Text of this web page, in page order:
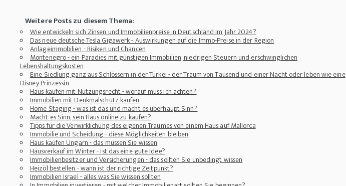
Weitere Posts zu diesem Thema:
Wie entwickeln sich Zinsen und Immobilienpreise in Deutschland im Jahr 2024?
Das neue deutsche Tesla Gigawerk - Auswirkungen auf die Immo-Preise in der Region
Anlageimmobilien - Risiken und Chancen
Montenegro - ein Paradies mit günstigen Immobilien, niedrigen Steuern und erschwinglichen
Lebenshaltungskosten
Eine Siedlung ganz aus Schlössern in der Türkei - der Traum von Tausend und einer Nacht oder leben wie eine
Disney Prinzessin
Haus kaufen mit Nutzungsrecht - worauf muss ich achten?
Immobilien mit Denkmalschutz kaufen
Home Staging - was ist das und macht es überhaupt Sinn?
Macht es Sinn, sein Haus online zu kaufen?
Tipps für die Verwirklichung des eigenen Traumes von einem Haus auf Mallorca
Immobilie und Scheidung - diese Möglichkeiten bleiben
Haus kaufen Ungarn - das müssen Sie wissen
Hausverkauf im Winter - ist das eine gute Idee?
Immobilienbesitzer und Versicherungen - das sollten Sie unbedingt wissen
Heizöl bestellen - wann ist der richtige Zeitpunkt?
Immobilien Israel - alles was Sie wissen sollten